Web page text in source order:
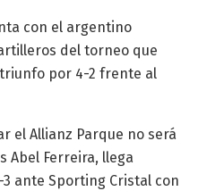
con el argentino
del torneo que
por 4-2 frente al
el Allianz Parque no será
Abel Ferreira, llega
ante Sporting Cristal con